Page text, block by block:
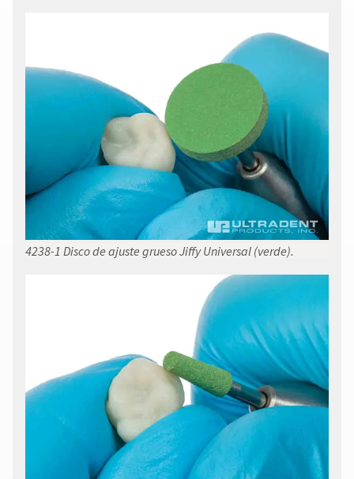
4238-1 Disco de ajuste grueso Jiffy Universal (verde).